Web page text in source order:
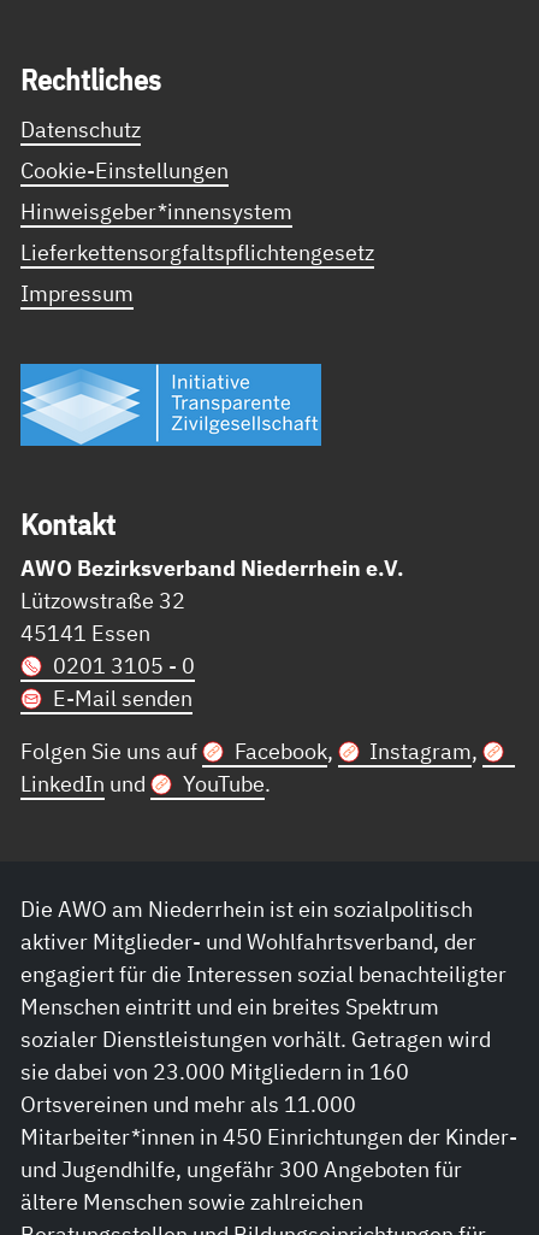
Recht­li­ches
Datenschutz
Cookie-Einstellungen
Hinweisgeber*innensystem
Lieferkettensorgfaltspflichtengesetz
Impressum
Kon­takt
AWO Bezirksverband Niederrhein e.V.
Lützowstraße 32
45141 Essen
0201 3105 - 0
E-Mail senden
Folgen Sie uns auf
Facebook, Instagram,
LinkedIn und YouTube.
Die AWO am Niederrhein ist ein sozialpolitisch
aktiver Mitglieder- und Wohlfahrtsverband, der
engagiert für die Interessen sozial benachteiligter
Menschen eintritt und ein breites Spektrum
sozialer Dienstleistungen vorhält. Getragen wird
sie dabei von 23.000 Mitgliedern in 160
Ortsvereinen und mehr als 11.000
Mitarbeiter*innen in 450 Einrichtungen der Kinder-
und Jugendhilfe, ungefähr 300 Angeboten für
ältere Menschen sowie zahlreichen